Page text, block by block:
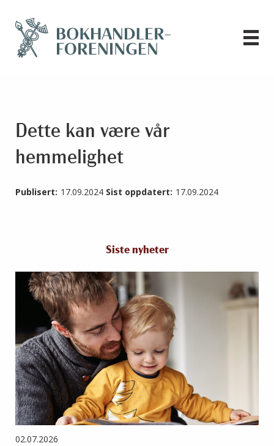
Dette kan være vår
hemmelighet
Publisert: 17.09.2024 Sist oppdatert: 17.09.2024
Siste nyheter
02.07.2026